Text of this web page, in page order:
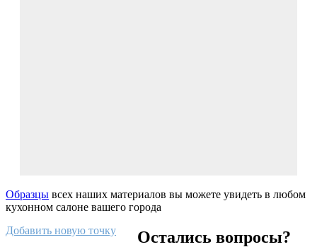
Образцы всех наших материалов вы можете увидеть в любом
кухонном салоне вашего города
Добавить новую точку
Остались вопросы?